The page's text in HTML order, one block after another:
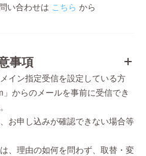
い合わせは こちら から
事項
イン指定受信を設定している方
からのメールを事前に受信でき
お申し込みが確認できない場合等
、理由の如何を問わず、取替・変